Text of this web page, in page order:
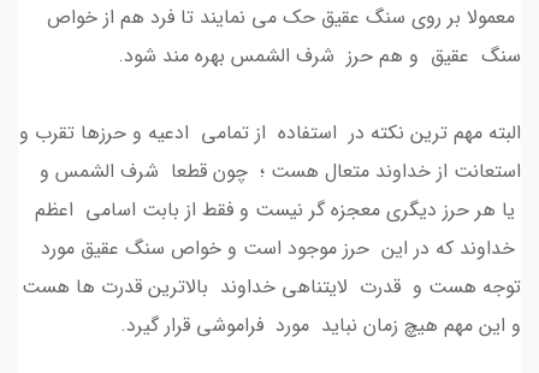
معمولا بر روی سنگ عقیق حک می نمایند تا فرد هم از خواص
سنگ عقیق و هم حرز شرف الشمس بهره مند شود.
البته مهم ترین نکته در استفاده از تمامی ادعیه و حرزها تقرب و
استعانت از خداوند متعال هست ؛ چون قطعا شرف الشمس و
یا هر حرز دیگری معجزه گر نیست و فقط از بابت اسامی اعظم
خداوند که در این حرز موجود است و خواص سنگ عقیق مورد
توجه هست و قدرت لایتناهی خداوند بالاترین قدرت ها هست
و این مهم هیچ زمان نباید مورد فراموشی قرار گیرد.